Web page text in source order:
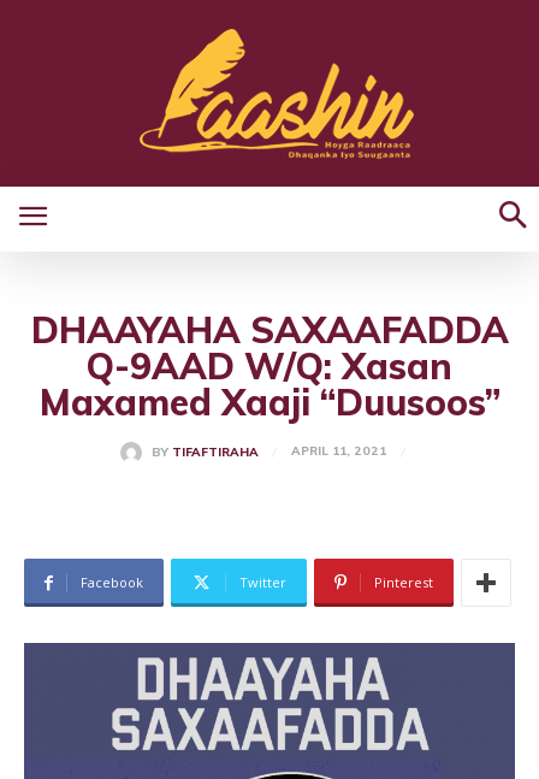
DHAAYAHA SAXAAFADDA
Q-9AAD W/Q: Xasan
Maxamed Xaaji “Duusoos”
BY TIFAFTIRAHA APRIL 11, 2021
Facebook Twitter Pinterest